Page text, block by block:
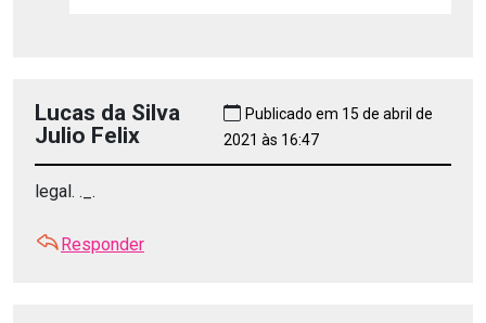
Lucas da Silva
Julio Felix
Publicado em 15 de abril de
2021 às 16:47
legal. ._.
Responder